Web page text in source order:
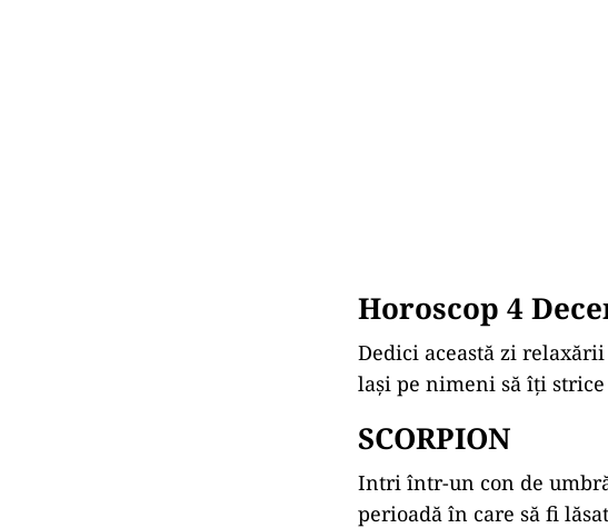
Horoscop 4
Dedici această zi
lași pe nimeni să îți
SCORPION
Intri într-un con de
perioadă în care să fi